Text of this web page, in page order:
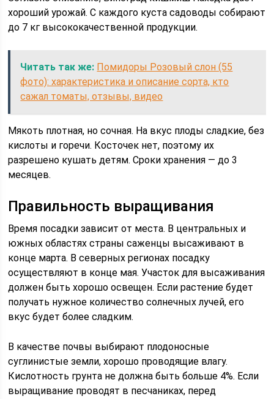
хороший урожай. С каждого куста садоводы собирают
до 7 кг высококачественной продукции.
Читать так же: Помидоры Розовый слон (55
фото): характеристика и описание сорта, кто
сажал томаты, отзывы, видео
Мякоть плотная, но сочная. На вкус плоды сладкие, без
кислоты и горечи. Косточек нет, поэтому их
разрешено кушать детям. Сроки хранения — до 3
месяцев.
Правильность выращивания
Время посадки зависит от места. В центральных и
южных областях страны саженцы высаживают в
конце марта. В северных регионах посадку
осуществляют в конце мая. Участок для высаживания
должен быть хорошо освещен. Если растение будет
получать нужное количество солнечных лучей, его
вкус будет более сладким.
В качестве почвы выбирают плодоносные
суглинистые земли, хорошо проводящие влагу.
Кислотность грунта не должна быть больше 4%. Если
выращивание проводят в песчаниках, перед